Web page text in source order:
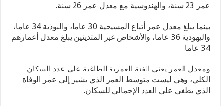
عمر 23 سنة، والهندوسية مع معدل عمر 26 سنة.
بينما يبلغ معدل عمر أتباع المسيحية 30 عاما، والبوذية 34 عاما،
واليهودية 36 عاما، والأشخاص غير المتدينين يبلغ معدل أعمارهم
34 عاما.
ومعدل العمر يعني الفئة العمرية الطاغية على عدد السكان
الكلي، وهي ليست متوسط العمر الذي يشير إلى عمر الوفاة
الذي يطغى على العدد الإجمالي للسكان.